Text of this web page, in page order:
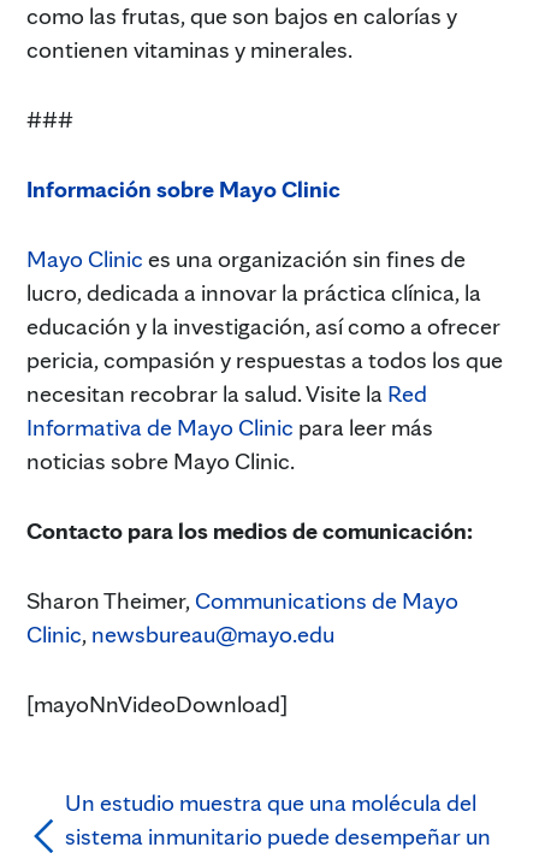
como las frutas, que son bajos en calorías y
contienen vitaminas y minerales.
###
Información sobre Mayo Clinic
Mayo Clinic es una organización sin fines de
lucro, dedicada a innovar la práctica clínica, la
educación y la investigación, así como a ofrecer
pericia, compasión y respuestas a todos los que
necesitan recobrar la salud. Visite la Red
Informativa de Mayo Clinic para leer más
noticias sobre Mayo Clinic.
Contacto para los medios de comunicación:
Sharon Theimer,Communications de Mayo
Clinic, newsbureau@mayo.edu
[mayoNnVideoDownload]
Un estudio muestra que una molécula del
sistema inmunitario puede desempeñar un